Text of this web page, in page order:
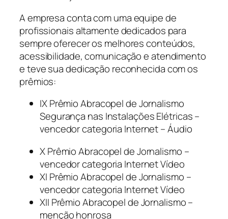
A empresa conta com uma equipe de
profissionais altamente dedicados para
sempre oferecer os melhores conteúdos,
acessibilidade, comunicação e atendimento
e teve sua dedicação reconhecida com os
prêmios:
IX Prêmio Abracopel de Jornalismo
Segurança nas Instalações Elétricas –
vencedor categoria Internet – Áudio
X Prêmio Abracopel de Jornalismo –
vencedor categoria Internet Vídeo
XI Prêmio Abracopel de Jornalismo –
vencedor categoria Internet Vídeo
XII Prêmio Abracopel de Jornalismo –
menção honrosa